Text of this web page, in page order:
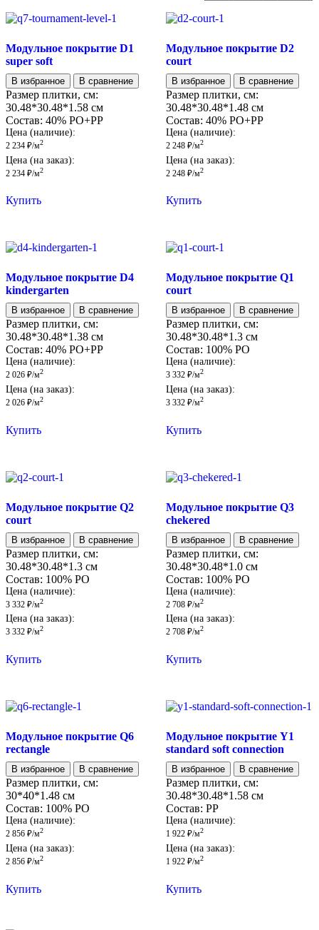
Модульное покрытие D1
super soft
В избранное В сравнение
Размер плитки, см:
30.48*30.48*1.58 см
Состав: 40% PO+PP
Цена (наличие):
2 234 ₽/м2
Цена (на заказ):
2 234 ₽/м2
Купить
Модульное покрытие D2
court
В избранное В сравнение
Размер плитки, см:
30.48*30.48*1.48 см
Состав: 40% PO+PP
Цена (наличие):
2 248 ₽/м2
Цена (на заказ):
2 248 ₽/м2
Купить
Модульное покрытие D4
kindergarten
В избранное В сравнение
Размер плитки, см:
30.48*30.48*1.38 см
Состав: 40% PO+PP
Цена (наличие):
2 026 ₽/м2
Цена (на заказ):
2 026 ₽/м2
Купить
Модульное покрытие Q1
court
В избранное В сравнение
Размер плитки, см:
30.48*30.48*1.3 см
Состав: 100% PO
Цена (наличие):
3 332 ₽/м2
Цена (на заказ):
3 332 ₽/м2
Купить
Модульное покрытие Q2
court
В избранное В сравнение
Размер плитки, см:
30.48*30.48*1.3 см
Состав: 100% PO
Цена (наличие):
3 332 ₽/м2
Цена (на заказ):
3 332 ₽/м2
Купить
Модульное покрытие Q3
chekered
В избранное В сравнение
Размер плитки, см:
30.48*30.48*1.0 см
Состав: 100% PO
Цена (наличие):
2 708 ₽/м2
Цена (на заказ):
2 708 ₽/м2
Купить
Модульное покрытие Q6
rectangle
В избранное В сравнение
Размер плитки, см:
30*40*1.48 см
Состав: 100% PO
Цена (наличие):
2 856 ₽/м2
Цена (на заказ):
2 856 ₽/м2
Купить
Модульное покрытие Y1
standard soft connection
В избранное В сравнение
Размер плитки, см:
30.48*30.48*1.58 см
Состав: PP
Цена (наличие):
1 922 ₽/м2
Цена (на заказ):
1 922 ₽/м2
Купить